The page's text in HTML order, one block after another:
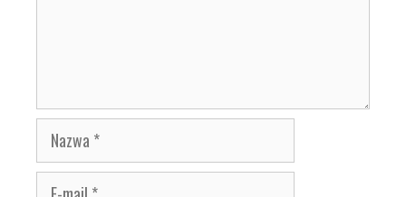
Nazwa
E-